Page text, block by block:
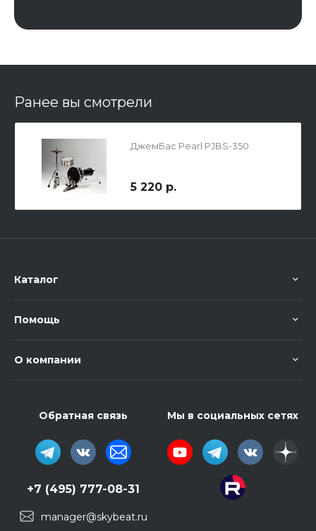
Ранее вы смотрели
ДжемБас Pearl PJBS-350
5 220 р.
Каталог
Помощь
О компании
Обратная связь
+7 (495) 777-08-31
manager@skybeat.ru
Мы в социальных сетях